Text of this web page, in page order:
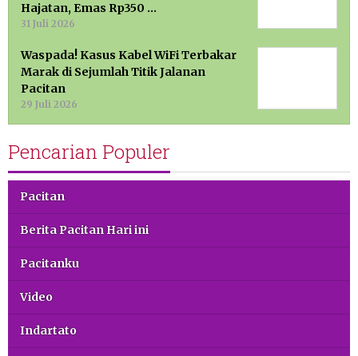
Hajatan, Emas Rp350 …
31 Juli 2026
Waspada! Kasus Kabel WiFi Terbakar
Marak di Sejumlah Titik Jalanan
Pacitan
29 Juli 2026
Pencarian Populer
Pacitan
Berita Pacitan Hari ini
Pacitanku
Video
Indartato